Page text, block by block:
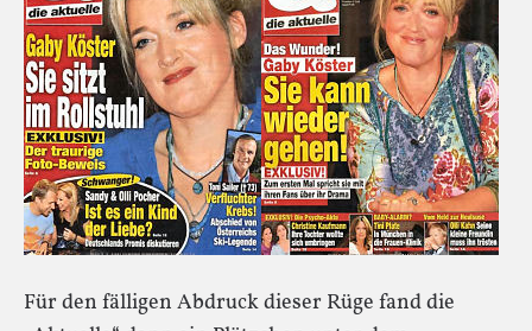
Für den fälligen Abdruck dieser Rüge fand die